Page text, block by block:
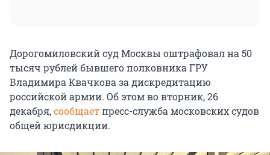
Дорогомиловский суд Москвы оштрафовал на 50
тысяч рублей бывшего полковника ГРУ
Владимира Квачкова за дискредитацию
российской армии. Об этом во вторник, 26
декабря,сообщаетпресс-служба московских судов
общей юрисдикции.